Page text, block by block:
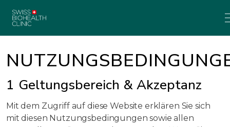
1 Geltungsbereich & Akzeptanz
Mit dem Zugriff auf diese Website erklären Sie sich
mit diesen Nutzungsbedingungen sowie allen